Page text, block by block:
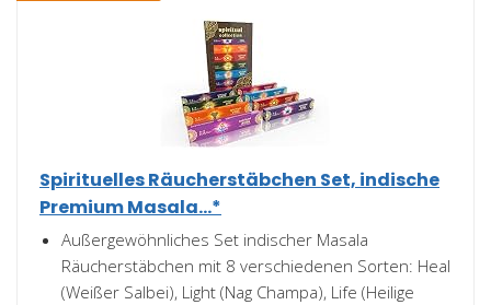
Spirituelles Räucherstäbchen Set, indische
Premium Masala...*
Außergewöhnliches Set indischer Masala
Räucherstäbchen mit 8 verschiedenen Sorten: Heal
(Weißer Salbei), Light (Nag Champa), Life (Heilige